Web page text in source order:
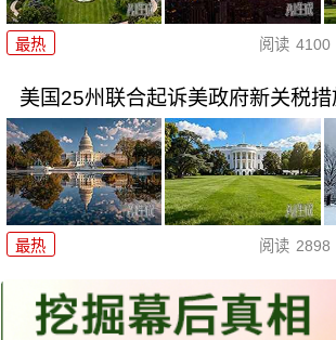
最热 阅读 4100
美国25州联合起诉美政府新关税措
最热 阅读 2898